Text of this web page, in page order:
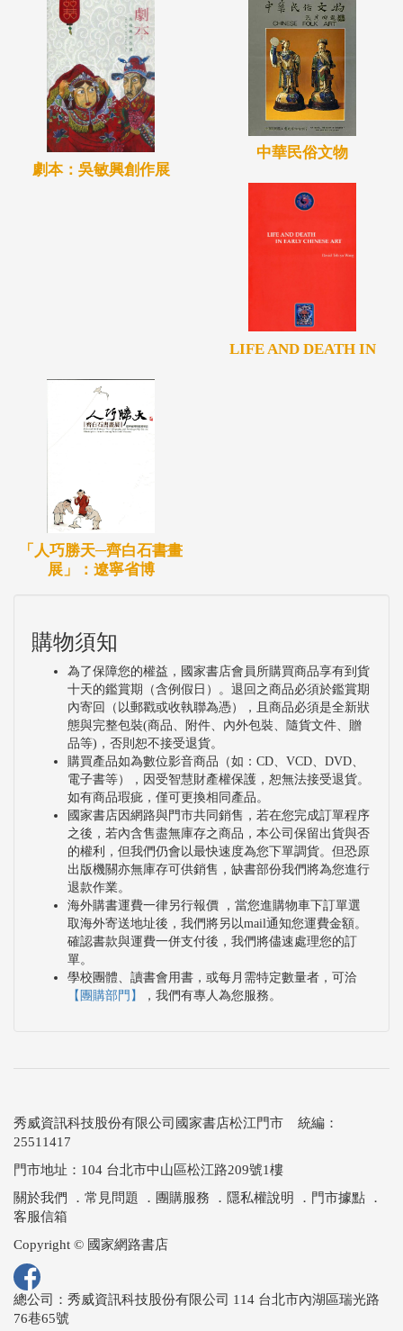
劇本：吳敏興創作展
中華民俗文物
LIFE AND DEATH IN
「人巧勝天─齊白石書畫
展」：遼寧省博
購物須知
為了保障您的權益，國家書店會員所購買商品享有到貨
十天的鑑賞期（含例假日）。退回之商品必須於鑑賞期
內寄回（以郵戳或收執聯為憑），且商品必須是全新狀
態與完整包裝(商品、附件、內外包裝、隨貨文件、贈
品等)，否則恕不接受退貨。
購買產品如為數位影音商品（如：CD、VCD、DVD、
電子書等），因受智慧財產權保護，恕無法接受退貨。
如有商品瑕疵，僅可更換相同產品。
國家書店因網路與門市共同銷售，若在您完成訂單程序
之後，若內含售盡無庫存之商品，本公司保留出貨與否
的權利，但我們仍會以最快速度為您下單調貨。但恐原
出版機關亦無庫存可供銷售，缺書部份我們將為您進行
退款作業。
海外購書運費一律另行報價 ，當您進購物車下訂單選
取海外寄送地址後，我們將另以mail通知您運費金額。
確認書款與運費一併支付後，我們將儘速處理您的訂
單。
學校團體、讀書會用書，或每月需特定數量者，可洽
【團購部門】
，我們有專人為您服務。
秀威資訊科技股份有限公司國家書店松江門市 統編：
25511417
門市地址：104 台北市中山區松江路209號1樓
關於我們
． 常見問題 ． 團購服務 ． 隱私權說明 ． 門市據點 ．
客服信箱
Copyright © 國家網路書店
總公司：秀威資訊科技股份有限公司 114 台北市內湖區瑞光路
76巷65號